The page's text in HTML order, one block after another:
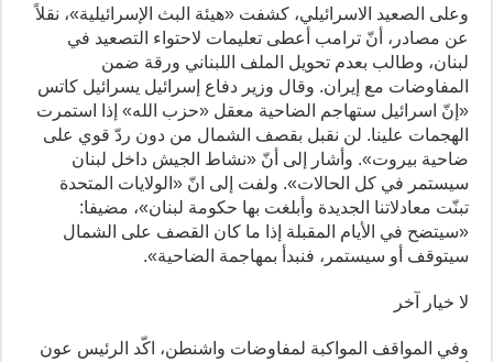
وعلى الصعيد الاسرائيلي، كشفت «هيئة البث الإسرائيلية»، نقلاً
عن مصادر، أنّ ترامب أعطى تعليمات لاحتواء التصعيد في
لبنان، وطالب بعدم تحويل الملف اللبناني ورقة ضمن
المفاوضات مع إيران. وقال وزير دفاع إسرائيل يسرائيل كاتس
«إنّ اسرائيل ستهاجم الضاحية معقل «حزب الله» إذا استمرت
الهجمات علينا. لن نقبل بقصف الشمال من دون ردّ قوي على
ضاحية بيروت». وأشار إلى أنّ «نشاط الجيش داخل لبنان
سيستمر في كل الحالات». ولفت إلى انّ «الولايات المتحدة
تبنّت معادلاتنا الجديدة وأبلغت بها حكومة لبنان»، مضيفا:
«سيتضح في الأيام المقبلة إذا ما كان القصف على الشمال
سيتوقف أو سيستمر، فنبدأ بمهاجمة الضاحية».
لا خيار آخر
وفي المواقف المواكبة لمفاوضات واشنطن، اكّد الرئيس عون